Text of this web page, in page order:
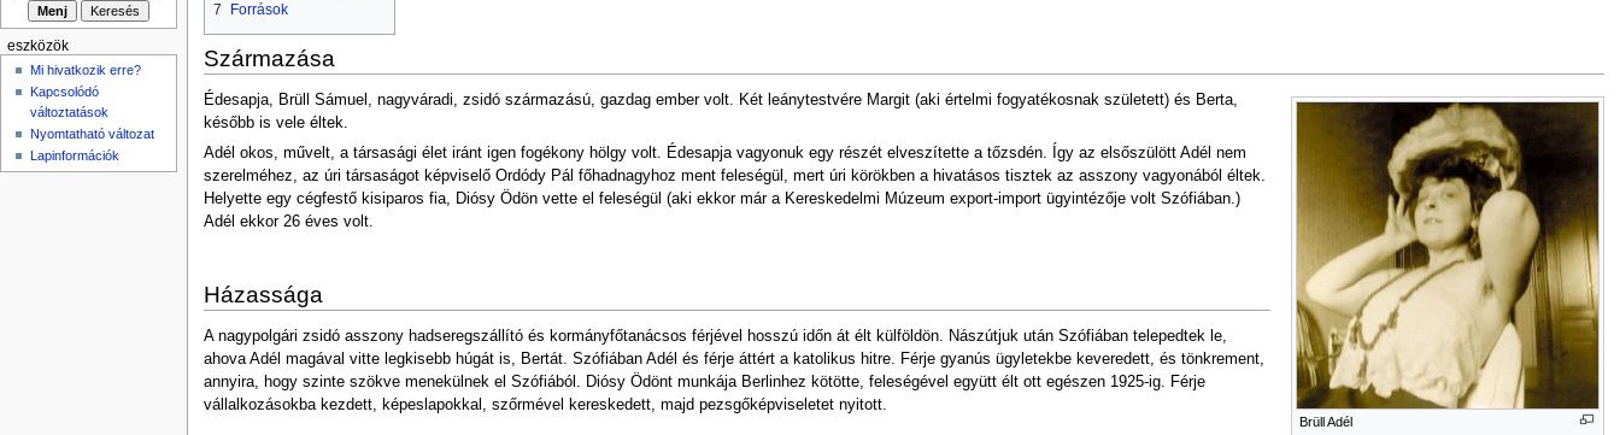
7
Források
Származása
Brüll Adél
Édesapja, Brüll Sámuel, nagyváradi, zsidó származású, gazdag ember volt. Két leánytestvére Margit (aki értelmi fogyatékosnak született) és Berta,
később is vele éltek.
Adél okos, művelt, a társasági élet iránt igen fogékony hölgy volt. Édesapja vagyonuk egy részét elveszítette a tőzsdén. Így az elsőszülött Adél nem
szerelméhez, az úri társaságot képviselő Ordódy Pál főhadnagyhoz ment feleségül, mert úri körökben a hivatásos tisztek az asszony vagyonából éltek.
Helyette egy cégfestő kisiparos fia, Diósy Ödön vette el feleségül (aki ekkor már a Kereskedelmi Múzeum export-import ügyintézője volt Szófiában.)
Adél ekkor 26 éves volt.
Házassága
A nagypolgári zsidó asszony hadseregszállító és kormányfőtanácsos férjével hosszú időn át élt külföldön. Nászútjuk után Szófiában telepedtek le,
ahova Adél magával vitte legkisebb húgát is, Bertát. Szófiában Adél és férje áttért a katolikus hitre. Férje gyanús ügyletekbe keveredett, és tönkrement,
annyira, hogy szinte szökve menekülnek el Szófiából. Diósy Ödönt munkája Berlinhez kötötte, feleségével együtt élt ott egészen 1925-ig. Férje
vállalkozásokba kezdett, képeslapokkal, szőrmével kereskedett, majd pezsgőképviseletet nyitott.
eszközök
Mi hivatkozik erre?
Kapcsolódó
változtatások
Nyomtatható változat
Lapinformációk